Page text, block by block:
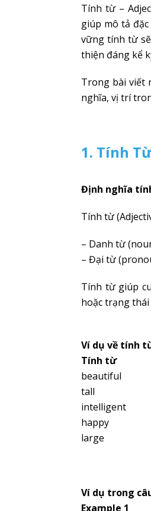
Tính từ –
giúp mô tả
vững tính từ
thiện đáng kể
Trong bài viết
nghĩa, vị trí
1. Tính
Định nghĩa
Tính từ
– Danh từ
– Đại từ
Tính từ giúp
hoặc trạng
Ví dụ về tính
Tính
tall
happy
Ví dụ trong
Example 1